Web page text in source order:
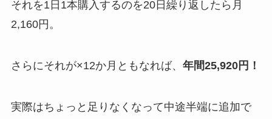
それを1日1本購入するのを20日繰り返したら月
2,160円。
さらにそれが×12か月ともなれば、 年間25,920円！
実際はちょっと足りなくなって中途半端に追加で